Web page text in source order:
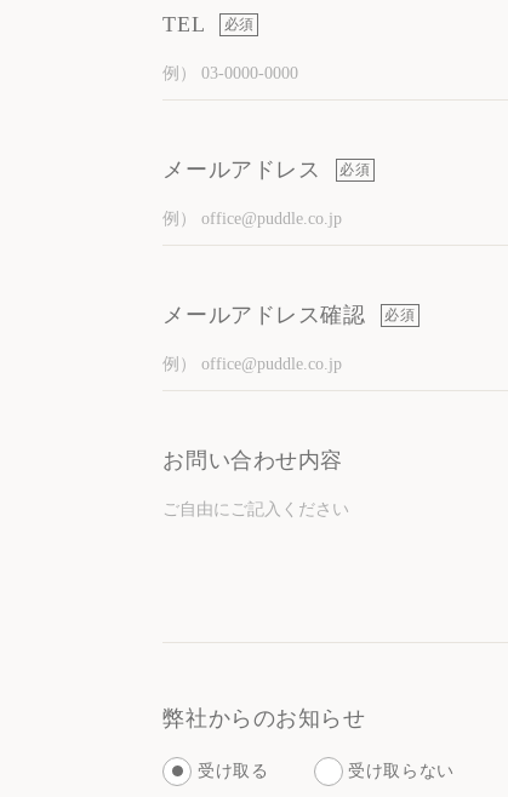
#Hotel #Restaurant
TEL 必須
メールアドレス 必須
メールアドレス確認 必須
お問い合わせ内容
弊社からのお知らせ
受け取る 受け取らない